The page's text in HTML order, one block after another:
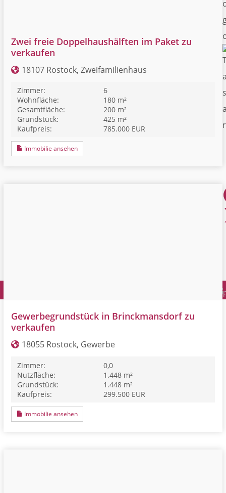
Zwei freie Doppelhaushälften im Paket zu
verkaufen
18107 Rostock, Zweifamilienhaus
Zimmer:
6
Wohnfläche:
180 m²
Gesamtfläche:
200 m²
Grundstück:
425 m²
Kaufpreis:
785.000 EUR
Immobilie ansehen
Gewerbegrundstück in Brinckmansdorf zu
verkaufen
18055 Rostock, Gewerbe
Zimmer:
0,0
Nutzfläche:
1.448 m²
Grundstück:
1.448 m²
Kaufpreis:
299.500 EUR
Immobilie ansehen